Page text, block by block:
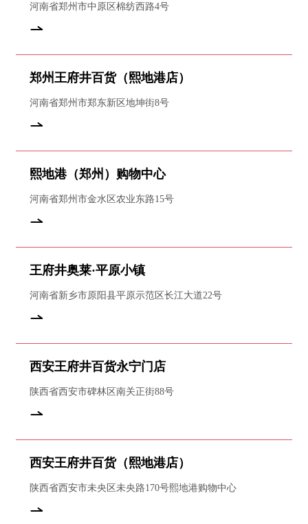
河南省郑州市中原区棉纺西路4号
郑州王府井百货（熙地港店）
河南省郑州市郑东新区地坤街8号
熙地港（郑州）购物中心
河南省郑州市金水区农业东路15号
王府井奥莱·平原小镇
河南省新乡市原阳县平原示范区长江大道22号
西安王府井百货永宁门店
陕西省西安市碑林区南关正街88号
西安王府井百货（熙地港店）
陕西省西安市未央区未央路170号熙地港购物中心